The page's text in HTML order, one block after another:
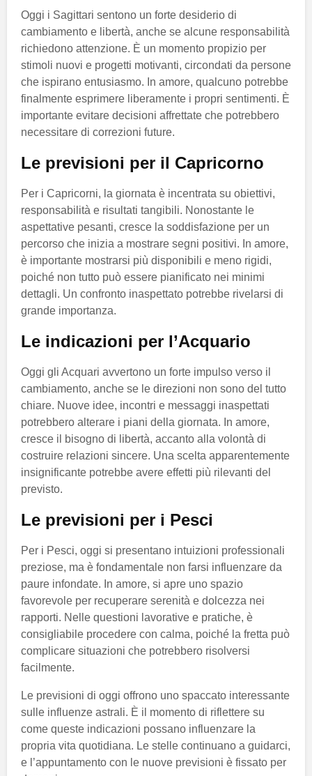
Oggi i Sagittari sentono un forte desiderio di
cambiamento e libertà, anche se alcune responsabilità
richiedono attenzione. È un momento propizio per
stimoli nuovi e progetti motivanti, circondati da persone
che ispirano entusiasmo. In amore, qualcuno potrebbe
finalmente esprimere liberamente i propri sentimenti. È
importante evitare decisioni affrettate che potrebbero
necessitare di correzioni future.
Le previsioni per il Capricorno
Per i Capricorni, la giornata è incentrata su obiettivi,
responsabilità e risultati tangibili. Nonostante le
aspettative pesanti, cresce la soddisfazione per un
percorso che inizia a mostrare segni positivi. In amore,
è importante mostrarsi più disponibili e meno rigidi,
poiché non tutto può essere pianificato nei minimi
dettagli. Un confronto inaspettato potrebbe rivelarsi di
grande importanza.
Le indicazioni per l’Acquario
Oggi gli Acquari avvertono un forte impulso verso il
cambiamento, anche se le direzioni non sono del tutto
chiare. Nuove idee, incontri e messaggi inaspettati
potrebbero alterare i piani della giornata. In amore,
cresce il bisogno di libertà, accanto alla volontà di
costruire relazioni sincere. Una scelta apparentemente
insignificante potrebbe avere effetti più rilevanti del
previsto.
Le previsioni per i Pesci
Per i Pesci, oggi si presentano intuizioni professionali
preziose, ma è fondamentale non farsi influenzare da
paure infondate. In amore, si apre uno spazio
favorevole per recuperare serenità e dolcezza nei
rapporti. Nelle questioni lavorative e pratiche, è
consigliabile procedere con calma, poiché la fretta può
complicare situazioni che potrebbero risolversi
facilmente.
Le previsioni di oggi offrono uno spaccato interessante
sulle influenze astrali. È il momento di riflettere su
come queste indicazioni possano influenzare la
propria vita quotidiana. Le stelle continuano a guidarci,
e l’appuntamento con le nuove previsioni è fissato per